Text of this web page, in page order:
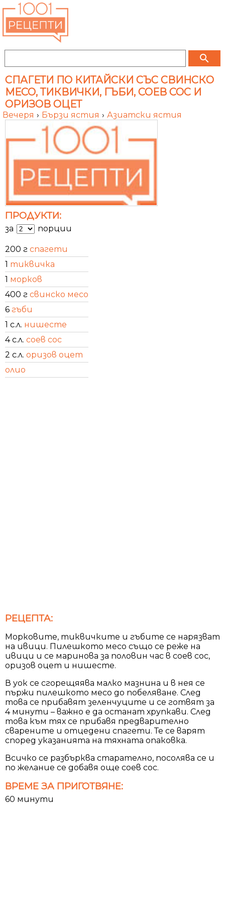
search
СПАГЕТИ ПО КИТАЙСКИ СЪС СВИНСКО
МЕСО, ТИКВИЧКИ, ГЪБИ, СОЕВ СОС И
ОРИЗОВ ОЦЕТ
Вечеря › Бързи ястия › Азиатски ястия
ПРОДУКТИ:
за порции
200 г спагети
1 тиквичка
1 морков
400 г свинско месо
6 гъби
1 с.л. нишесте
4 с.л. соев сос
2 с.л. оризов оцет
олио
РЕЦЕПТА:
Морковите, тиквичките и гъбите се нарязват
на ивици. Пилешкото месо също се реже на
ивици и се маринова за половин час в соев сос,
оризов оцет и нишесте.
В уок се сгорещяява малко мазнина и в нея се
пържи пилешкото месо до побеляване. След
това се прибавят зеленчуците и се готвят за
4 минути – важно е да останат хрупкави. След
това към тях се прибавя предварително
сварените и отцедени спагети. Те се варят
според указанията на тяхната опаковка.
Всичко се разбърква старателно, посолява се и
по желание се добавя още соев сос.
ВРЕМЕ ЗА ПРИГОТВЯНЕ:
60 минути